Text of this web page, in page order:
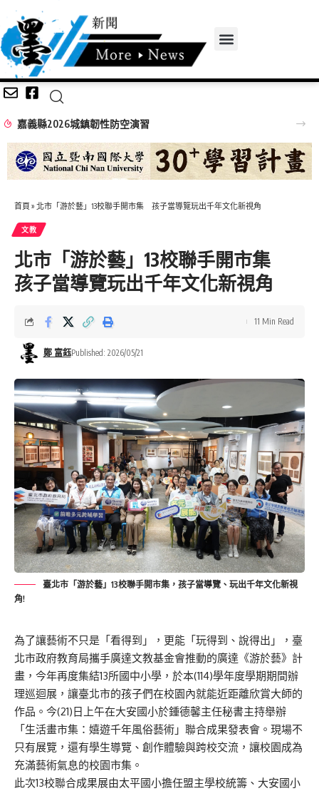
嘉義縣2026城鎮韌性防空演習
首頁 » 北市「游於藝」13校聯手開市集 孩子當導覽玩出千年文化新視角
文教
北市「游於藝」13校聯手開市集
孩子當導覽玩出千年文化新視角
鄭 富鈺Published: 2026/05/21
11 Min Read
臺北市「游於藝」13校聯手開市集，孩子當導覽、玩出千年文化新視
角!
為了讓藝術不只是「看得到」，更能「玩得到、說得出」，臺
北市政府教育局攜手廣達文教基金會推動的廣達《游於藝》計
畫，今年再度集結13所國中小學，於本(114)學年度學期期間辦
理巡迴展，讓臺北市的孩子們在校園內就能近距離欣賞大師的
作品。今(21)日上午在大安國小於鍾德馨主任秘書主持舉辦
「生活畫市集：嬉遊千年風俗藝術」聯合成果發表會。現場不
只有展覽，還有學生導覽、創作體驗與跨校交流，讓校園成為
充滿藝術氣息的校園市集。
此次13校聯合成果展由太平國小擔任盟主學校統籌、大安國小